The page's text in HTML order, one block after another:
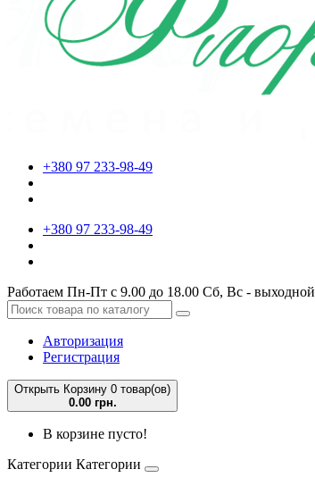
+380 97 233-98-49
+380 97 233-98-49
Работаем Пн-Пт с 9.00 до 18.00 Сб, Вс - выходной
Авторизация
Регистрация
Открыть Корзину 0 товар(ов)
0.00 грн.
В корзине пусто!
Категории Категории